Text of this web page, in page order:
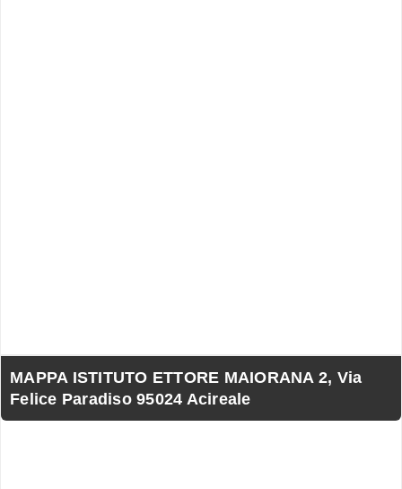
MAPPA ISTITUTO ETTORE MAIORANA 2, Via
Felice Paradiso 95024 Acireale